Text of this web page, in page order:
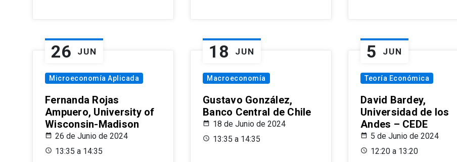
26 JUN
Microeconomía Aplicada
Fernanda Rojas
Ampuero, University of
Wisconsin-Madison
26 de Junio de 2024
13:35 a 14:35
18 JUN
Macroeconomía
Gustavo González,
Banco Central de Chile
18 de Junio de 2024
13:35 a 14:35
5 JUN
Teoría Económica
David Bardey,
Universidad de los
Andes – CEDE
5 de Junio de 2024
12:20 a 13:20